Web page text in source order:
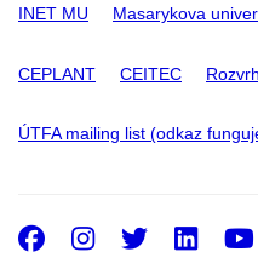
INET MU Masarykova
CEPLANT CEITEC Rozvrh
ÚTFA mailing list (odkaz
Facebook
Instagram